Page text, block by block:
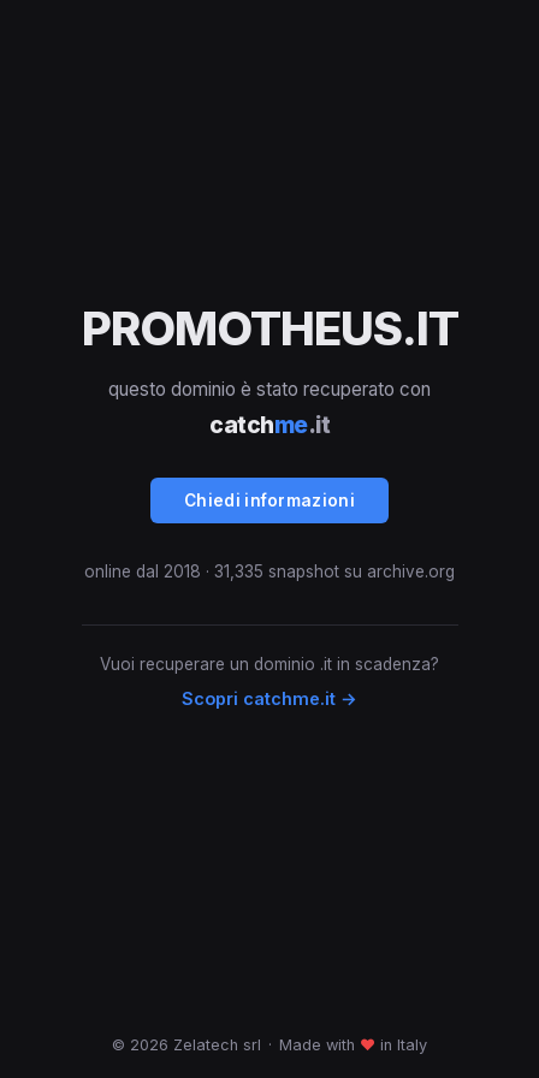
PROMOTHEUS.IT
questo dominio è stato recuperato con
catchme.it
Chiedi informazioni
online dal 2018 · 31,335 snapshot su archive.org
Vuoi recuperare un dominio .it in scadenza?
Scopri catchme.it →
© 2026 Zelatech srl · Made with ♥ in Italy